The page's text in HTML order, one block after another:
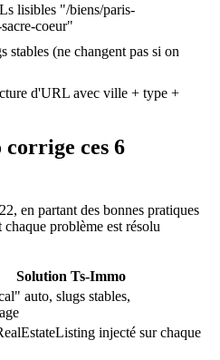
lisibles "/biens/paris-
coeur"
stables (ne changent pas si on
d'URL avec ville + type +
ces 6
en partant des bonnes pratiques
problème est résolu
Solution Ts-Immo
auto, slugs stables,
injecté sur chaque